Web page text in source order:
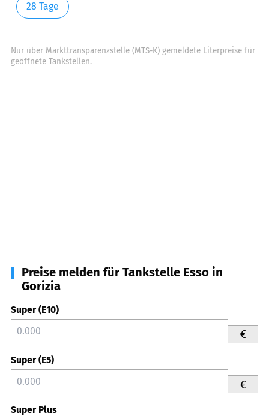
28 Tage
Nur über Markttransparenzstelle (MTS-K) gemeldete Literpreise für
geöffnete Tankstellen.
Preise melden für Tankstelle Esso in
Gorizia
Super (E10)
€
Super (E5)
€
Super Plus